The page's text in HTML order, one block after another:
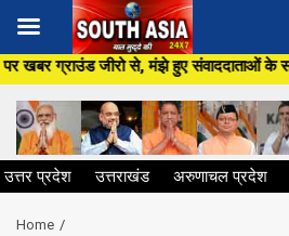
Skip
to
content
से, मंझे हुए संवाददाताओं के साथ,हर जन
उत्तर प्रदेश उत्तराखंड अरुणाचल प्रदेश
Home